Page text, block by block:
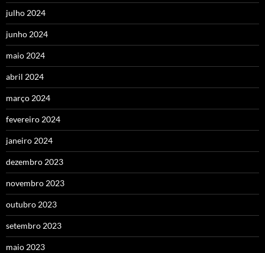
julho 2024
junho 2024
maio 2024
abril 2024
março 2024
fevereiro 2024
janeiro 2024
dezembro 2023
novembro 2023
outubro 2023
setembro 2023
maio 2023